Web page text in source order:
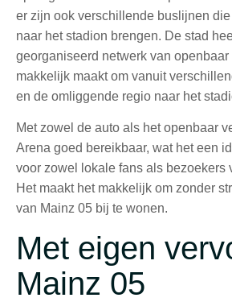
er zijn ook verschillende buslijnen
naar het stadion brengen. De stad
georganiseerd netwerk van openbaar
makkelijk maakt om vanuit
en de omliggende regio naar het
Met zowel de auto als het openbaar
Arena goed bereikbaar, wat het een
voor zowel lokale fans als bezoekers
Het maakt het makkelijk om zonder
van Mainz 05 bij te wonen.
Met eigen
Mainz 05